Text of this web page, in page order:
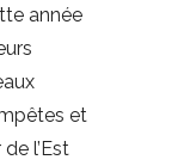
année
et
l’Est